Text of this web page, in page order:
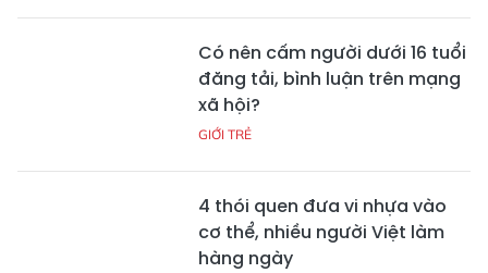
Có nên cấm người dưới 16 tuổi
đăng tải, bình luận trên mạng
xã hội?
GIỚI TRẺ
4 thói quen đưa vi nhựa vào
cơ thể, nhiều người Việt làm
hàng ngày